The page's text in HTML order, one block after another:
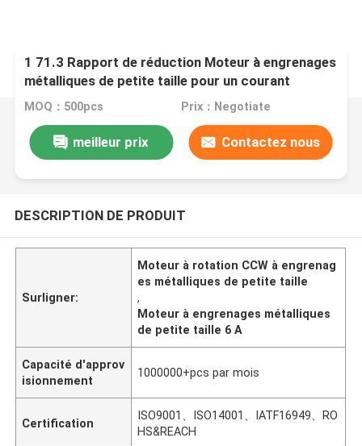
1 71.3 Rapport de réduction Moteur à engrenages
métalliques de petite taille pour un courant
nominal ≤ 6 A
MOQ：500pcs Prix：Negotiate
meilleur prix Contactez nous
DESCRIPTION DE PRODUIT
Surligner:
Moteur à rotation CCW à engrenag
es métalliques de petite taille
,
Moteur à engrenages métalliques
de petite taille 6 A
Capacité d'approv
isionnement
1000000+pcs par mois
Certification
ISO9001、ISO14001、IATF16949、RO
HS&REACH